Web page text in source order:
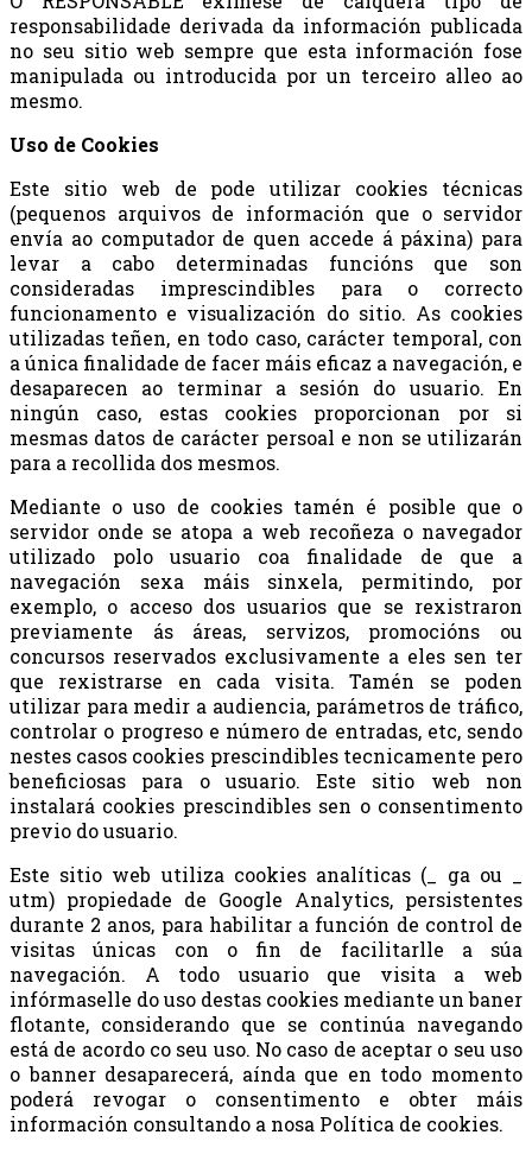
responsabilidade derivada da información publicada
no seu sitio web sempre que esta información fose
manipulada ou introducida por un terceiro alleo ao
mesmo.
Uso de Cookies
Este sitio web de pode utilizar cookies técnicas
(pequenos arquivos de información que o servidor
envía ao computador de quen accede á páxina) para
levar a cabo determinadas funcións que son
consideradas imprescindibles para o correcto
funcionamento e visualización do sitio. As cookies
utilizadas teñen, en todo caso, carácter temporal, con
a única finalidade de facer máis eficaz a navegación, e
desaparecen ao terminar a sesión do usuario. En
ningún caso, estas cookies proporcionan por si
mesmas datos de carácter persoal e non se utilizarán
para a recollida dos mesmos.
Mediante o uso de cookies tamén é posible que o
servidor onde se atopa a web recoñeza o navegador
utilizado polo usuario coa finalidade de que a
navegación sexa máis sinxela, permitindo, por
exemplo, o acceso dos usuarios que se rexistraron
previamente ás áreas, servizos, promocións ou
concursos reservados exclusivamente a eles sen ter
que rexistrarse en cada visita. Tamén se poden
utilizar para medir a audiencia, parámetros de tráfico,
controlar o progreso e número de entradas, etc, sendo
nestes casos cookies prescindibles tecnicamente pero
beneficiosas para o usuario. Este sitio web non
instalará cookies prescindibles sen o consentimento
previo do usuario.
Este sitio web utiliza cookies analíticas (_ ga ou _
utm) propiedade de Google Analytics, persistentes
durante 2 anos, para habilitar a función de control de
visitas únicas con o fin de facilitarlle a súa
navegación. A todo usuario que visita a web
infórmaselle do uso destas cookies mediante un baner
flotante, considerando que se continúa navegando
está de acordo co seu uso. No caso de aceptar o seu uso
o banner desaparecerá, aínda que en todo momento
poderá revogar o consentimento e obter máis
información consultando a nosa Política de cookies.